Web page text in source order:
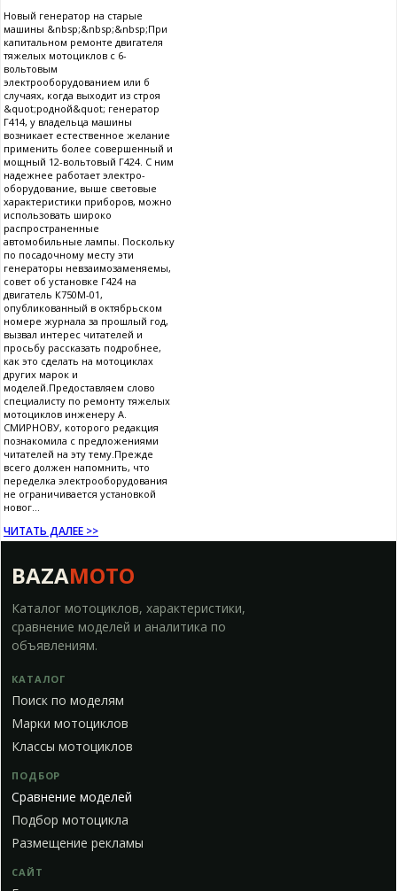
Новый генератор на старые
машины &nbsp;&nbsp;&nbsp;При
капитальном ремонте двигателя
тяжелых мотоциклов с 6-
вольтовым
электрооборудованием или б
случаях, когда выходит из строя
&quot;родной&quot; генератор
Г414, у владельца машины
возникает естественное желание
применить более совершенный и
мощный 12-вольтовый Г424. С ним
надежнее работает электро-
оборудование, выше световые
характеристики приборов, можно
использовать широко
распространенные
автомобильные лампы. Поскольку
по посадочному месту эти
генераторы невзаимозаменяемы,
совет об установке Г424 на
двигатель К750М-01,
опубликованный в октябрьском
номере журнала за прошлый год,
вызвал интерес читателей и
просьбу рассказать подробнее,
как это сделать на мотоциклах
других марок и
моделей.Предоставляем слово
специалисту по ремонту тяжелых
мотоциклов инженеру А.
СМИРНОВУ, которого редакция
познакомила с предложениями
читателей на эту тему.Прежде
всего должен напомнить, что
переделка электрооборудования
не ограничивается установкой
новог...
ЧИТАТЬ ДАЛЕЕ >>
BAZAMOTO
Каталог мотоциклов, характеристики,
сравнение моделей и аналитика по
объявлениям.
КАТАЛОГ
Поиск по моделям
Марки мотоциклов
Классы мотоциклов
ПОДБОР
Сравнение моделей
Подбор мотоцикла
Размещение рекламы
САЙТ